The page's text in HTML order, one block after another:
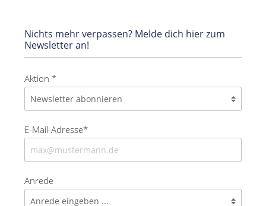
Nichts mehr verpassen? Melde dich hier zum
Newsletter an!
Aktion *
E-Mail-Adresse*
Anrede